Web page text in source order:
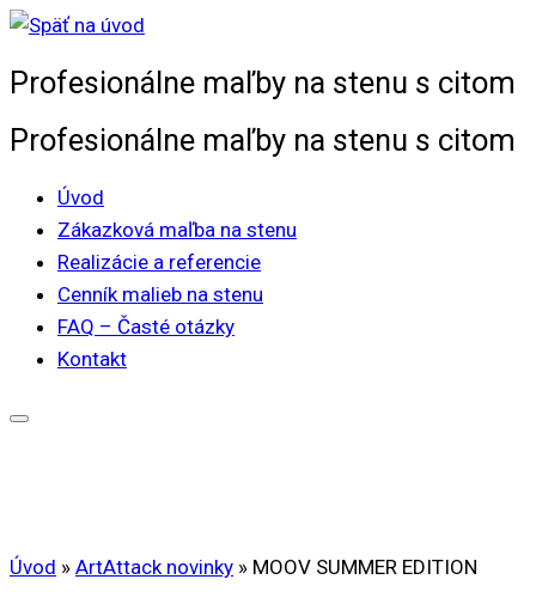
Skip
content
Profesionálne maľby na stenu s citom
Profesionálne maľby na stenu s citom
Úvod
Zákazková maľba na stenu
Realizácie a referencie
Cenník malieb na stenu
FAQ – Časté otázky
Kontakt
Úvod » ArtAttack novinky » MOOV SUMMER EDITION